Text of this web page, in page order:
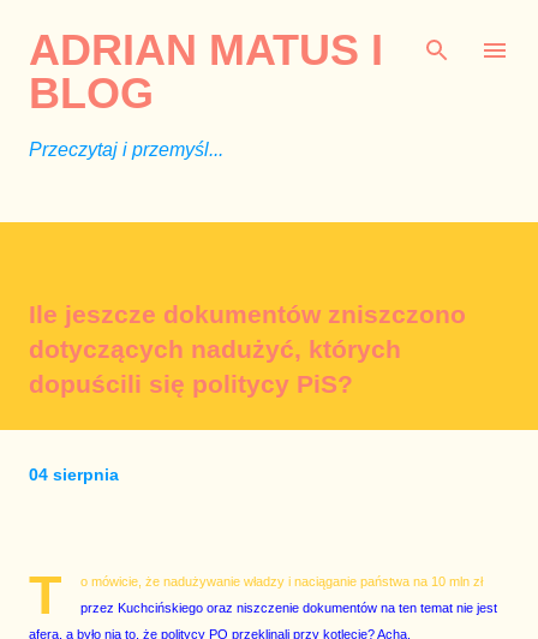
ADRIAN MATUS I
BLOG
Przeczytaj i przemyśl...
Ile jeszcze dokumentów zniszczono
dotyczących nadużyć, których
dopuścili się politycy PiS?
04 sierpnia
T
o mówicie, że nadużywanie władzy i naciąganie państwa na 10 mln zł
przez Kuchcińskiego oraz niszczenie dokumentów na ten temat nie jest
aferą, a było nią to, że politycy PO przeklinali przy kotlecie? Acha.